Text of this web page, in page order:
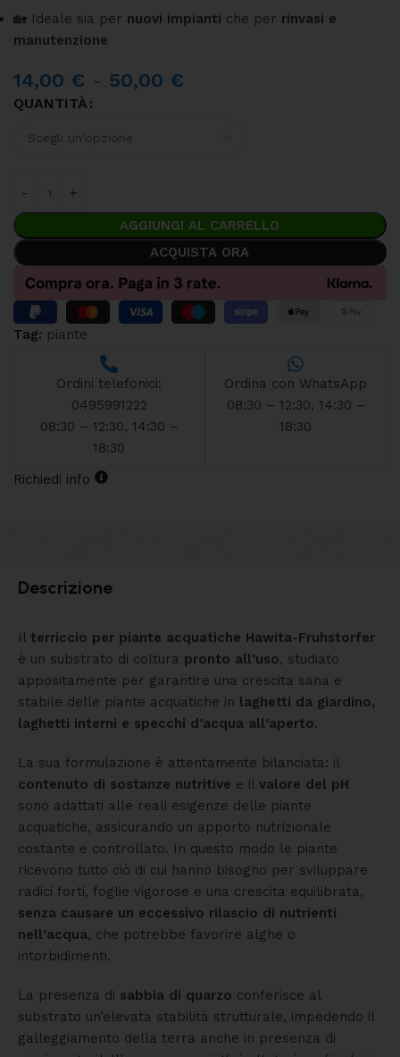
🏡 Ideale sia per nuovi impianti che per rinvasi e
manutenzione
14,00 € - 50,00 €
QUANTITÀ
AGGIUNGI AL CARRELLO
ACQUISTA ORA
Tag: piante
Ordini telefonici:
0495991222
08:30 – 12:30, 14:30 –
18:30
Ordina con WhatsApp
08:30 – 12:30, 14:30 –
18:30
Richiedi info
Descrizione
Il terriccio per piante acquatiche Hawita-Fruhstorfer
è un substrato di coltura pronto all’uso, studiato
appositamente per garantire una crescita sana e
stabile delle piante acquatiche in laghetti da giardino,
laghetti interni e specchi d’acqua all’aperto.
La sua formulazione è attentamente bilanciata: il
contenuto di sostanze nutritive e il valore del pH
sono adattati alle reali esigenze delle piante
acquatiche, assicurando un apporto nutrizionale
costante e controllato. In questo modo le piante
ricevono tutto ciò di cui hanno bisogno per sviluppare
radici forti, foglie vigorose e una crescita equilibrata,
senza causare un eccessivo rilascio di nutrienti
nell’acqua, che potrebbe favorire alghe o
intorbidimenti.
La presenza di sabbia di quarzo conferisce al
substrato un’elevata stabilità strutturale, impedendo il
galleggiamento della terra anche in presenza di